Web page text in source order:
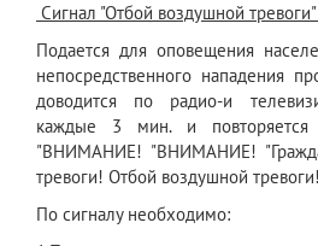
Сигнал "Отбой воздушной тревоги"
Подается для оповещения
непосредственного нападения
доводится по радио-и
каждые 3 мин. и
"ВНИМАНИЕ! "ВНИМАНИЕ!
тревоги! Отбой воздушной
По сигналу необходимо: